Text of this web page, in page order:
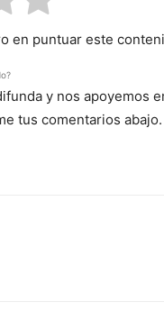
en puntuar este
y nos apoyemos
tus comentarios abajo.